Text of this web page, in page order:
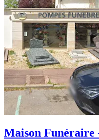
Maison Funéraire